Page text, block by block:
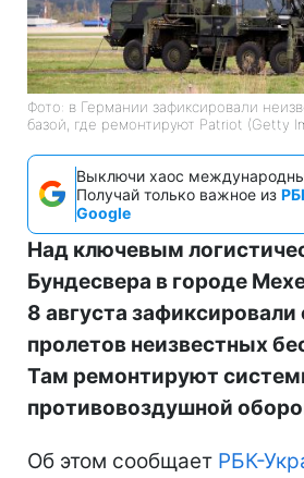
Фото: в Германии зафиксировали
базой, где ремонтируют Patriot (Getty
Выключи хаос
Получай только важное из
Google
Над ключевым
Бундесвера в городе
8 августа
пролетов неизвестных
Там ремонтируют
противовоздушной
Об этом сообщает РБК-